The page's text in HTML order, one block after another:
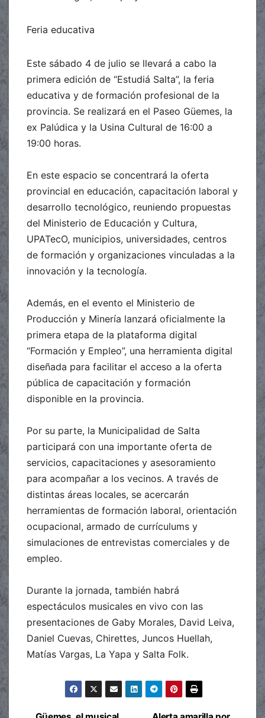
Feria educativa
Este sábado 4 de julio se llevará a cabo la
primera edición de “Estudiá Salta”, la feria
educativa y de formación profesional de la
provincia. Se realizará en el Paseo Güemes, la
ex Palúdica y la Usina Cultural de 16:00 a
19:00 horas.
En este espacio se concentrará la oferta
provincial en educación, capacitación laboral y
desarrollo tecnológico, reuniendo propuestas
del Ministerio de Educación y Cultura,
UPATecO, municipios, universidades, centros
de formación y organizaciones vinculadas a la
innovación y la tecnología.
Además, en el evento el Ministerio de
Producción y Minería lanzará oficialmente la
primera etapa de la plataforma digital
“Formación y Empleo”, una herramienta digital
diseñada para facilitar el acceso a la oferta
pública de capacitación y formación
disponible en la provincia.
Por su parte, la Municipalidad de Salta
participará con una importante oferta de
servicios, capacitaciones y asesoramiento
para acompañar a los vecinos. A través de
distintas áreas locales, se acercarán
herramientas de formación laboral, orientación
ocupacional, armado de currículums y
simulaciones de entrevistas comerciales y de
empleo.
Durante la jornada, también habrá
espectáculos musicales en vivo con las
presentaciones de Gaby Morales, David Leiva,
Daniel Cuevas, Chirettes, Juncos Huellah,
Matías Vargas, La Yapa y Salta Folk.